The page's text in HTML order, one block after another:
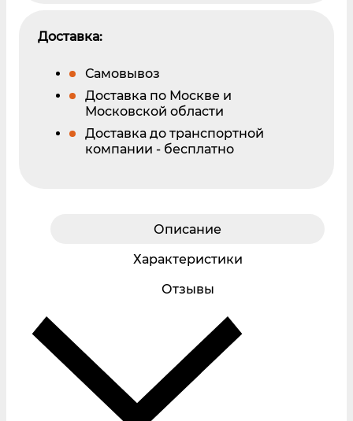
Доставка:
Самовывоз
Доставка по Москве и
Московской области
Доставка до транспортной
компании - бесплатно
Описание
Характеристики
Отзывы